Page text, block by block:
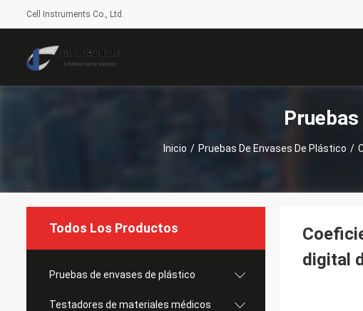
Cell Instruments Co., Ltd.
Inicio / Pruebas De Envases De Plástico /
Todos Los Productos
Pruebas de envases de plástico
Testadores de materiales médicos
digital